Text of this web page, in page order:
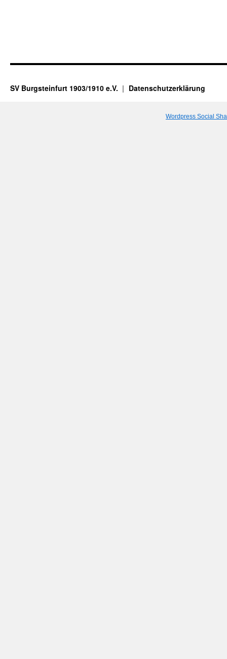
SV Burgsteinfurt 1903/1910 e.V. Datenschutzerklärung
Wordpress Social